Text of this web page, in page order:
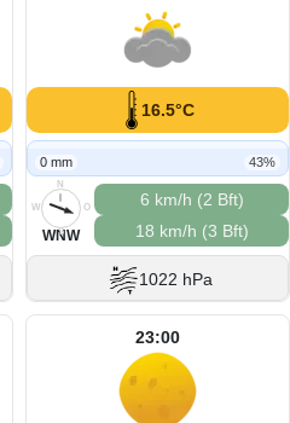
16.5°C
0 mm 43%
N
O
S
W
WNW
6 km/h (2 Bft)
18 km/h (3 Bft)
1022 hPa
23:00